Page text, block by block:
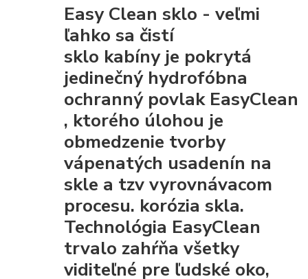
Easy Clean sklo - veľmi
ľahko sa čistí
sklo kabíny je pokrytá
jedinečný hydrofóbna
ochranný povlak EasyClean
, ktorého úlohou je
obmedzenie tvorby
vápenatých usadenín na
skle a tzv vyrovnávacom
procesu. korózia skla.
Technológia EasyClean
trvalo zahŕňa všetky
viditeľné pre ľudské oko,